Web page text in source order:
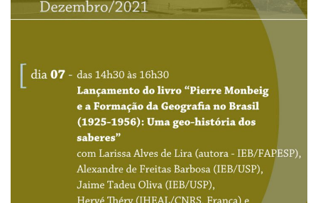
Pró-Reitoria de Pesquisa e Inovação
Extensão
Cursos
Criação de Curso
Isenção
Comissões
CAAF